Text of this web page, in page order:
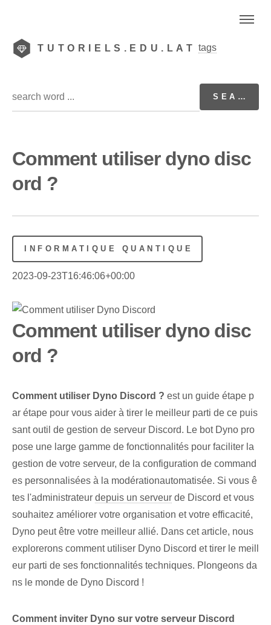
TUTORIELS.EDU.LAT tags
Comment utiliser dyno disc
ord ?
INFORMATIQUE QUANTIQUE
2023-09-23T16:46:06+00:00
Comment utiliser dyno disc
ord ?
Comment utiliser Dyno Discord ? est un guide étape p
ar étape pour vous aider à tirer le meilleur parti de ce puis
sant outil de gestion de serveur Discord. Le ⁣bot​ Dyno pro
pose ‌une large gamme de ‌fonctionnalités ⁤pour faciliter la
gestion de votre serveur, de la configuration de ⁤command
es personnalisées à la modération⁣automatisée. ⁣Si vous ê
tes ⁣l'administrateur depuis un serveur de Discord et vous
souhaitez améliorer votre organisation et votre efficacité,
Dyno peut être votre meilleur allié. Dans cet article, nous
explorerons comment utiliser Dyno Discord et tirer le meill
eur parti de ses fonctionnalités techniques. Plongeons da
ns le monde de Dyno Discord !
Comment inviter Dyno sur votre serveur Discord